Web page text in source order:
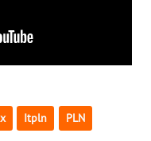
Itpln PLN